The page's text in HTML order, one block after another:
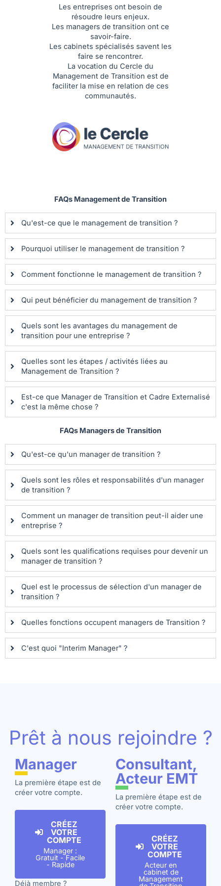
Les entreprises ont besoin de
résoudre leurs enjeux.
Les managers de transition ont ce
savoir-faire.
Les cabinets spécialisés savent les
faire se rencontrer.
La vocation du Cercle du
Management de Transition est de
faciliter la mise en relation de ces
communautés.
FAQs Management de Transition
Qu'est-ce que le management de transition ?
Pourquoi utiliser le management de transition ?
Comment fonctionne le management de transition ?
Qui peut bénéficier du management de transition ?
Quels sont les avantages du management de
transition pour une entreprise ?
Quelles sont les étapes / activités liées au
Management de Transition ?
Est-ce que Manager de Transition et Cadre Externalisé
c'est la même chose ?
FAQs Managers de Transition
Qu'est-ce qu'un manager de transition ?
Quels sont les rôles et responsabilités d'un manager
de transition ?
Comment un manager de transition peut-il aider une
entreprise ?
Quels sont les qualifications requises pour devenir un
manager de transition ?
Quel est le processus de sélection d'un manager de
transition ?
Quelles fonctions occupent managers de Transition ?
C'est quoi "Interim Manager" ?
Prêt à nous rejoindre ?
Manager
La première étape est de
créer votre compte.
CRÉEZ
VOTRE
COMPTE
Manager :
Gratuit - Facile
- Rapide
Déjà membre ?
Consultant,
Acteur EMT
La première étape est de
créer votre compte.
CRÉEZ
VOTRE
COMPTE
Acteur en
cabinet de
Management